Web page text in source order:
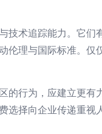
技术追踪能力。它们
伦理与国际标准。仅
的行为，应建立更有
选择向企业传递重视